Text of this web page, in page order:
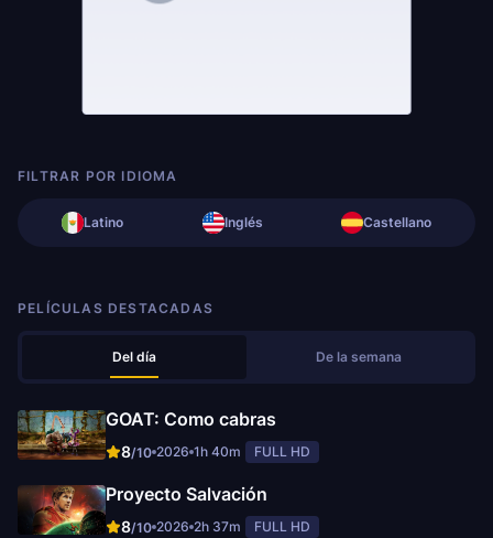
FILTRAR POR IDIOMA
Latino Inglés Castellano
PELÍCULAS DESTACADAS
Del día De la semana
GOAT: Como cabras
8/10 2026 1h 40m FULL HD
Proyecto Salvación
8/10 2026 2h 37m FULL HD